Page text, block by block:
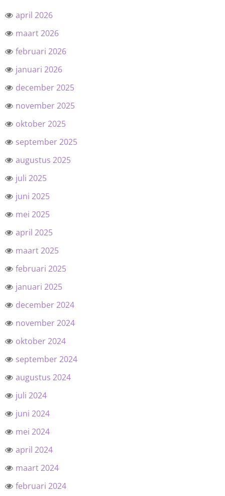
april 2026
maart 2026
februari 2026
januari 2026
december 2025
november 2025
oktober 2025
september 2025
augustus 2025
juli 2025
juni 2025
mei 2025
april 2025
maart 2025
februari 2025
januari 2025
december 2024
november 2024
oktober 2024
september 2024
augustus 2024
juli 2024
juni 2024
mei 2024
april 2024
maart 2024
februari 2024